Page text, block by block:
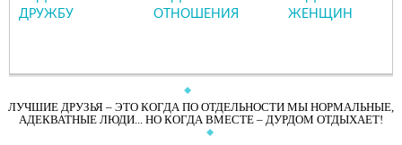
ДРУЖБУ
ОТНОШЕНИЯ
ЖЕНЩИН
ЛУЧШИЕ ДРУЗЬЯ – ЭТО КОГДА ПО ОТДЕЛЬНОСТИ МЫ НОРМАЛЬНЫЕ,
АДЕКВАТНЫЕ ЛЮДИ... НО КОГДА ВМЕСТЕ – ДУРДОМ ОТДЫХАЕТ!